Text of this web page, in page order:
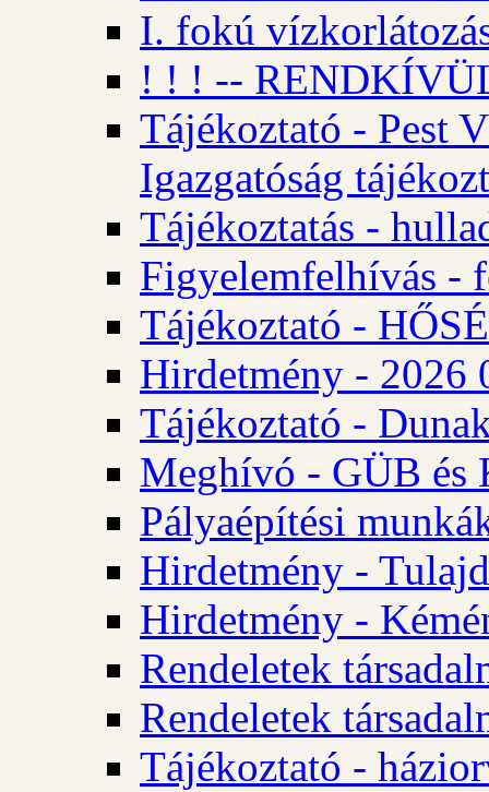
I. fokú
! ! ! --
Tájékoztató - Pest
Igazgatóság
Tájékoztatás -
Figyelemfelhívás -
Tájékoztató -
Hirdetmény - 2026
Tájékoztató -
Meghívó - GÜB és
Pályaépítési
Hirdetmény -
Hirdetmény -
Rendeletek
Rendeletek
Tájékoztató -